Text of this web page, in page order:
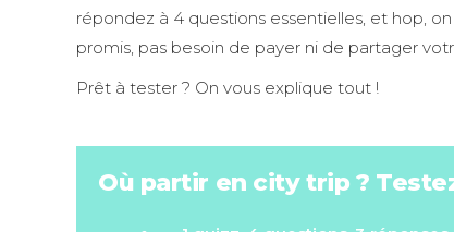
répondez à 4 questions essentielles, et hop,
promis, pas besoin de payer ni de partager
Prêt à tester ? On vous explique tout !
Où partir en city trip ?